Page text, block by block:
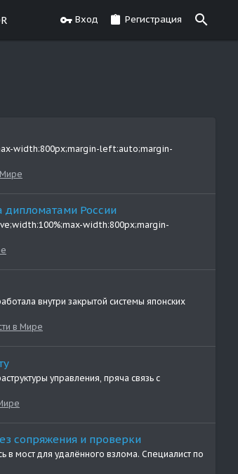
Вход Регистрация
width:800px;margin-left:auto;margin-
дипломатами России
width:800px;margin-
внутри закрытой системы японских
в Мире
управления, пряча связь с
сопряжения и проверки
в мост для удалённого взлома. Специалист по